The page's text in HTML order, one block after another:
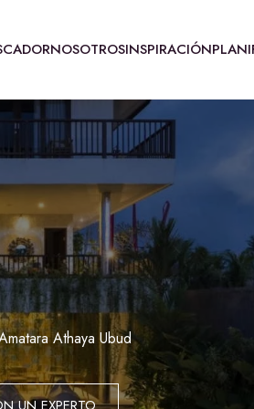
NOSOTROSINSPIRACIÓN
Athaya Ubud